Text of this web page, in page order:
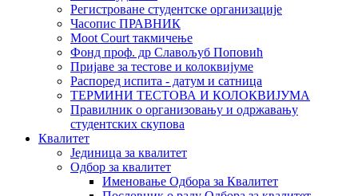
Регистроване студентске организације
Часопис ПРАВНИК
Moot Court такмичење
Фонд проф. др Славољуб Поповић
Пријаве за тестове и колоквијуме
Распоред испита - датум и сатница
ТЕРМИНИ ТЕСТОВА И КОЛОКВИЈУМА
Правилник о организовању и одржавању
студентских скупова
Квалитет
Јединица за квалитет
Одбор за квалитет
Именовање Одбора за Квалитет